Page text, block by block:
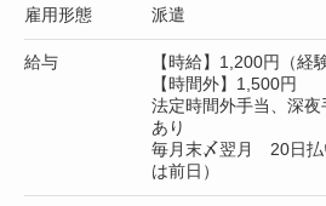
雇用形態 派遣
給与
【時給】1,200円（経
【時間外】1,500円
法定時間外手当、深
あり
毎月末〆翌月 20日払
は前日）